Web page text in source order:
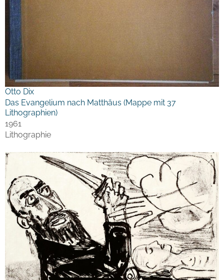
Otto Dix
Das Evangelium nach Matthäus (Mappe mit 37
Lithographien)
1961
Lithographie